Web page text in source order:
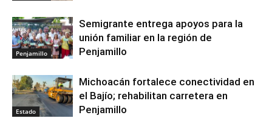
Penjamillo
Semigrante entrega apoyos para la
unión familiar en la región de
Penjamillo
Estado
Michoacán fortalece conectividad en
el Bajío; rehabilitan carretera en
Penjamillo